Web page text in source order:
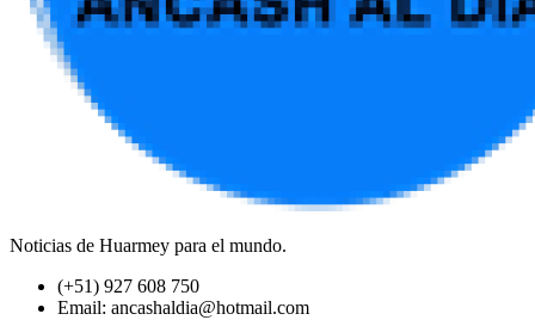
Noticias de Huarmey para el mundo.
(+51) 927 608 750
Email: ancashaldia@hotmail.com